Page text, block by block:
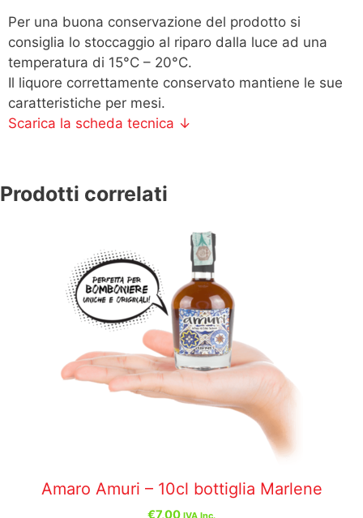
Per una buona conservazione del prodotto si
consiglia lo stoccaggio al riparo dalla luce ad una
temperatura di 15°C – 20°C.
Il liquore correttamente conservato mantiene le sue
caratteristiche per mesi.
Scarica la scheda tecnica ↓
Prodotti correlati
Amaro Amuri – 10cl bottiglia Marlene